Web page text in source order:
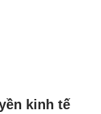
kinh tế